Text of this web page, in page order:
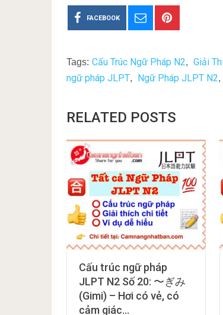
FACEBOOK
Tags: Cấu Trúc Ngữ Pháp N2, Giải
ngữ pháp JLPT, Ngữ Pháp JLPT N2,
RELATED POSTS
Cấu trúc ngữ pháp
JLPT N2 Số 20: 〜ぎみ
(Gimi) – Hơi có vẻ, có
cảm giác…